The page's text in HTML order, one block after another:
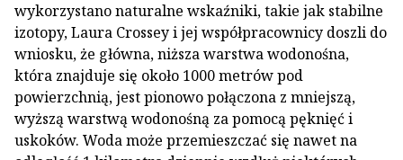
wykorzystano naturalne wskaźniki, takie jak stabilne
izotopy, Laura Crossey i jej współpracownicy doszli do
wniosku, że główna, niższa warstwa wodonośna,
która znajduje się około 1000 metrów pod
powierzchnią, jest pionowo połączona z mniejszą,
wyższą warstwą wodonośną za pomocą pęknięć i
uskoków. Woda może przemieszczać się nawet na